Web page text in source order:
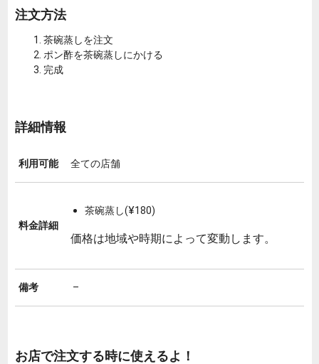
注文方法
茶碗蒸しを注文
ポン酢を茶碗蒸しにかける
完成
詳細情報
利用可能 全ての店舗
料金詳細
茶碗蒸し(¥180)
価格は地域や時期によって変動します。
備考 –
お店で注文する時に使えるよ！